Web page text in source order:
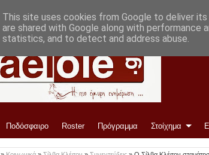
Ποδόσφαιρο Roster Πρόγραμμα Στοίχημα
This site uses cookies from Google to deliver
are shared with Google along with
statistics, and to detect and address abuse.